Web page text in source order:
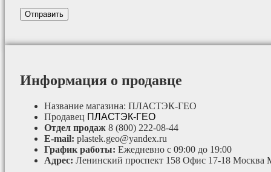
Информация о продавце
Название магазина: ПЛАСТЭК-ГЕО
Продавец ПЛАСТЭК-ГЕО
Отдел продаж 8 (800) 222-08-44
E-mail: plastek.geo@yandex.ru
График работы: Ежедневно с 09:00 до 19:00
Адрес: Ленинский проспект 158 Офис 17-18 Москва